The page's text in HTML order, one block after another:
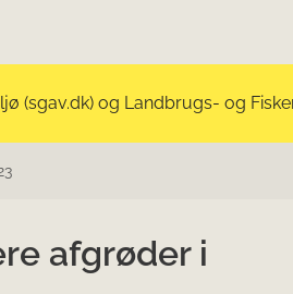
og Landbrugs- og
afgrøder i